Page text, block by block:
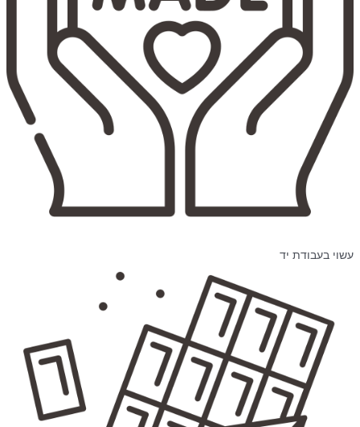
עשוי בעבודת יד